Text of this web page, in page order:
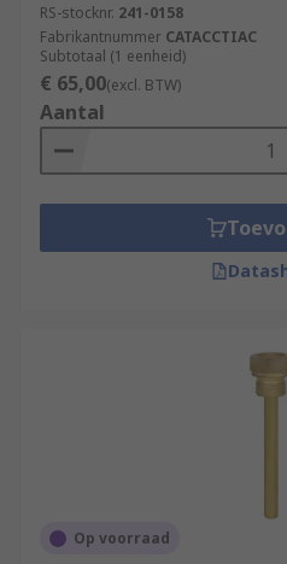
RS-stocknr. 241-0158
Fabrikantnummer CATACCTIAC
Subtotaal (1 eenheid)
€ 65,00(excl. BTW)
Aantal
Op voorraad